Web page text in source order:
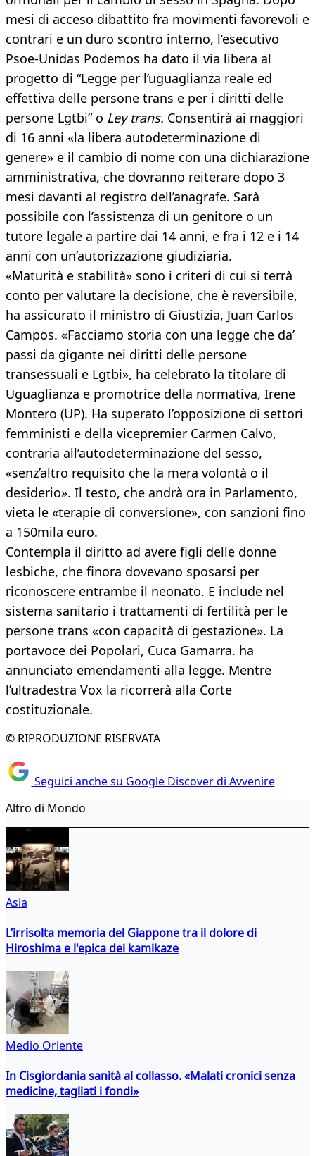
mesi di acceso dibattito fra movimenti favorevoli e
contrari e un duro scontro interno, l’esecutivo
Psoe-Unidas Podemos ha dato il via libera al
progetto di “Legge per l’uguaglianza reale ed
effettiva delle persone trans e per i diritti delle
persone Lgtbi” o Ley trans. Consentirà ai maggiori
di 16 anni «la libera autodeterminazione di
genere» e il cambio di nome con una dichiarazione
amministrativa, che dovranno reiterare dopo 3
mesi davanti al registro dell’anagrafe. Sarà
possibile con l’assistenza di un genitore o un
tutore legale a partire dai 14 anni, e fra i 12 e i 14
anni con un’autorizzazione giudiziaria.
«Maturità e stabilità» sono i criteri di cui si terrà
conto per valutare la decisione, che è reversibile,
ha assicurato il ministro di Giustizia, Juan Carlos
Campos. «Facciamo storia con una legge che da’
passi da gigante nei diritti delle persone
transessuali e Lgtbi», ha celebrato la titolare di
Uguaglianza e promotrice della normativa, Irene
Montero (UP). Ha superato l’opposizione di settori
femministi e della vicepremier Carmen Calvo,
contraria all’autodeterminazione del sesso,
«senz’altro requisito che la mera volontà o il
desiderio». Il testo, che andrà ora in Parlamento,
vieta le «terapie di conversione», con sanzioni fino
a 150mila euro.
Contempla il diritto ad avere figli delle donne
lesbiche, che finora dovevano sposarsi per
riconoscere entrambe il neonato. E include nel
sistema sanitario i trattamenti di fertilità per le
persone trans «con capacità di gestazione». La
portavoce dei Popolari, Cuca Gamarra. ha
annunciato emendamenti alla legge. Mentre
l’ultradestra Vox la ricorrerà alla Corte
costituzionale.
© RIPRODUZIONE RISERVATA
Seguici anche su Google Discover di Avvenire
Altro di Mondo
Asia
L’irrisolta memoria del Giappone tra il dolore di
Hiroshima e l'epica dei kamikaze
Medio Oriente
In Cisgiordania sanità al collasso. «Malati cronici senza
medicine, tagliati i fondi»